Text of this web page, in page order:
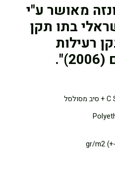
מאושר ע"י
בתו תקן
562- תקן רעילות